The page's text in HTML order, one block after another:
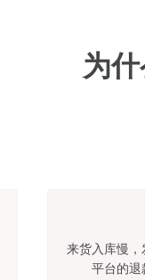
为
来货入库慢
平台的